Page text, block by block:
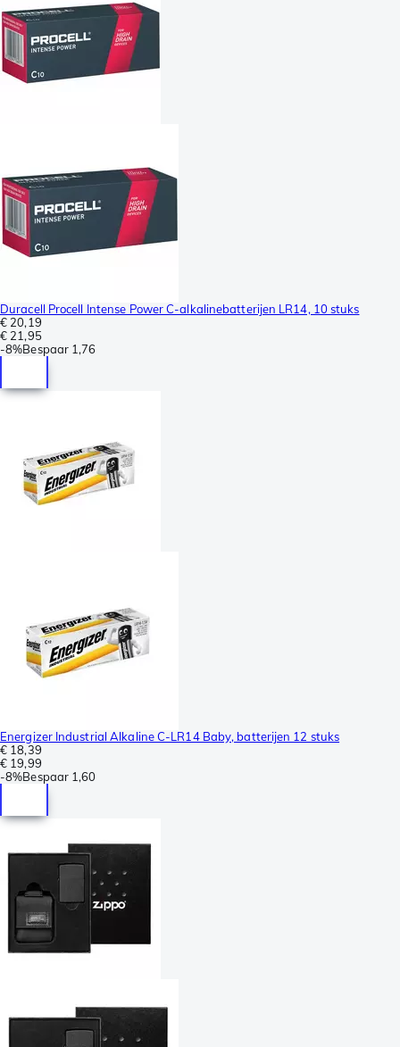
Duracell Procell Intense Power C-alkalinebatterijen LR14, 10 stuks
€ 20,19
€ 21,95
-8%Bespaar 1,76
Energizer Industrial Alkaline C-LR14 Baby, batterijen 12 stuks
€ 18,39
€ 19,99
-8%Bespaar 1,60